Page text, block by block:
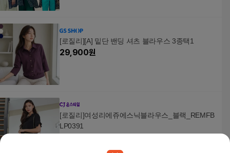
[로질리][A] 밑단 밴딩 셔츠 블라우스 3종택1
29,900원
[로질리]여성리에쥬에스닉블라우스_블랙_REMFB
LP0391